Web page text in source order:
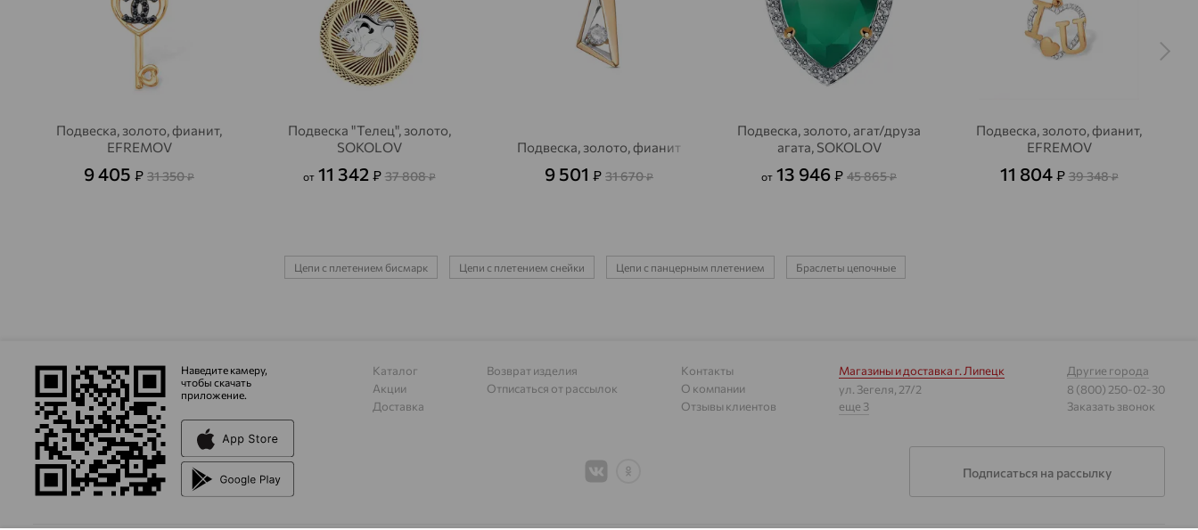
Подвеска, золото, фианит,
EFREMOV
9 405 ₽ 31 350₽
Подвеска "Телец", золото,
SOKOLOV
от 11 342 ₽ 37 808₽
Подвеска, золото, фианит
9 501 ₽ 31 670₽
Подвеска, золото, агат/друза
агата, SOKOLOV
от 13 946 ₽ 45 865₽
Подвеска, золото, фианит,
EFREMOV
11 804 ₽ 39 348₽
Цепи с плетением бисмарк Цепи с плетением снейки Цепи с панцерным плетением Браслеты цепочные
Наведите камеру,
чтобы скачать
приложение.
Каталог
Акции
Доставка
Возврат изделия
Отписаться от рассылок
Контакты
О компании
Отзывы клиентов
Магазины и доставка г. Липецк
ул. Зегеля, 27/2
еще 3
Другие города
8 (800) 250-02-30
Заказать звонок
Подписаться на рассылку
Алейск доставка
Алексеевка